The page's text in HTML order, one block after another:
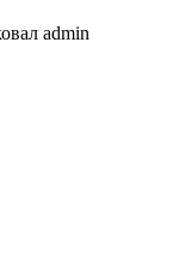
admin